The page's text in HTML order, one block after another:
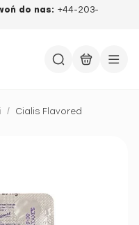
do nas: +44-203-
/ Cialis Flavored